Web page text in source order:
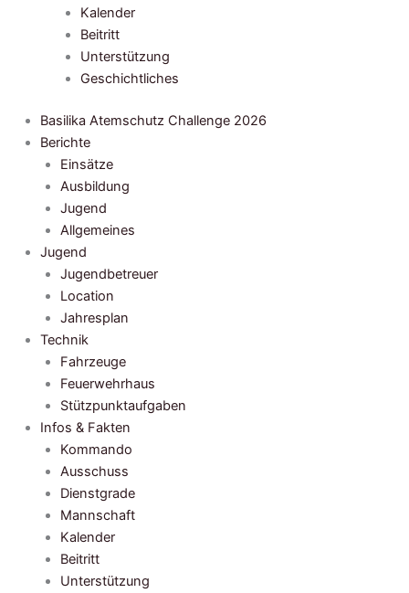
Kalender
Beitritt
Unterstützung
Geschichtliches
Basilika Atemschutz Challenge 2026
Berichte
Einsätze
Ausbildung
Jugend
Allgemeines
Jugend
Jugendbetreuer
Location
Jahresplan
Technik
Fahrzeuge
Feuerwehrhaus
Stützpunktaufgaben
Infos & Fakten
Kommando
Ausschuss
Dienstgrade
Mannschaft
Kalender
Beitritt
Unterstützung